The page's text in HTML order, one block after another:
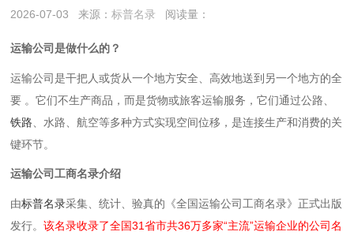
2026-07-03 来源：标普名录 阅读量：
运输公司是做什么的？
‌运输公司是干把人或货从一个地方安全、高效地送到另一个地方的全
要 。它们不生产商品，而是‌货物或旅客运输服务，它们通过公路、
铁路 、水路、航空等多种方式实现空间位移，是连接生产和消费的关
键环节。
运输公司工商名录介绍
由标普名录采集、统计、验真的《全国运输公司工商名录》正式出版
发行。该名录收录了全国31省市共36万多家“主流”运输企业的公司名